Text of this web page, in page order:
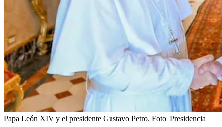
Papa León XIV y el presidente Gustavo Petro. Foto: Presidencia